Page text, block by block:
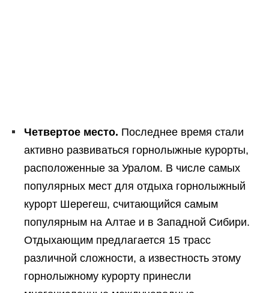
Четвертое место. Последнее время стали
активно развиваться горнолыжные курорты,
расположенные за Уралом. В числе самых
популярных мест для отдыха горнолыжный
курорт Шерегеш, считающийся самым
популярным на Алтае и в Западной Сибири.
Отдыхающим предлагается 15 трасс
различной сложности, а известность этому
горнолыжному курорту принесли